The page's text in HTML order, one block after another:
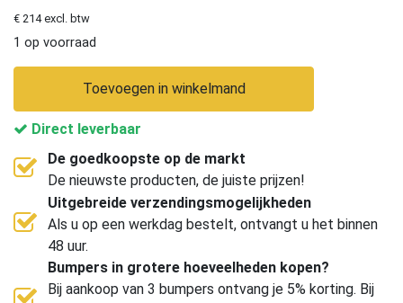
€ 214 excl. btw
1 op voorraad
Toevoegen in winkelmand
Direct leverbaar
De goedkoopste op de markt
De nieuwste producten, de juiste prijzen!
Uitgebreide verzendingsmogelijkheden
Als u op een werkdag bestelt, ontvangt u het binnen
48 uur.
Bumpers in grotere hoeveelheden kopen?
Bij aankoop van 3 bumpers ontvang je 5% korting. Bij